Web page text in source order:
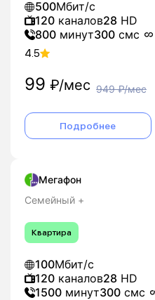
500Мбит/с
120 каналов28 HD
800 минут300 смс
4.5
99 ₽/мес 949₽/мес
Подробнее
Мегафон
Семейный +
Квартира
100Мбит/с
120 каналов28 HD
1500 минут300 смс